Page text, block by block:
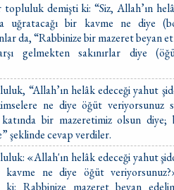
demişti ki: “Siz, Allah’ın
uğratacağı bir kavme ne diye
da, “Rabbinize bir mazeret beyan
gelmekten sakınırlar diye
“Allah’ın helâk edeceği yahut
ne diye öğüt veriyorsunuz
bir mazeretimiz olsun diye;
şeklinde cevap verdiler.
«Allah'ın helâk edeceği yahut
kavme ne diye öğüt
ki: Rabbinize mazeret beyan